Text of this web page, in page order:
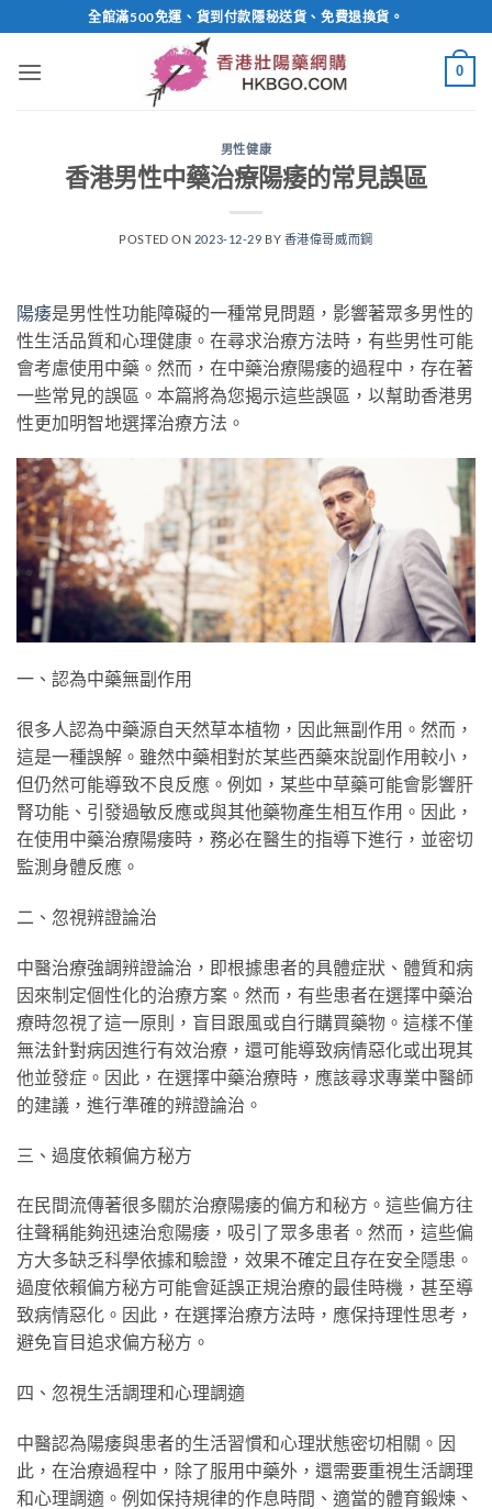
to
content
全館滿500免運、貨到付款隱秘送貨、免費退換貨。
0
男性健康
香港男性中藥治療陽痿的常見誤區
POSTED ON 2023-12-29 BY 香港偉哥威而鋼
陽痿是男性性功能障礙的一種常見問題，影響著眾多男性的
性生活品質和心理健康。在尋求治療方法時，有些男性可能
會考慮使用中藥。然而，在中藥治療陽痿的過程中，存在著
一些常見的誤區。本篇將為您揭示這些誤區，以幫助香港男
性更加明智地選擇治療方法。
一、認為中藥無副作用
很多人認為中藥源自天然草本植物，因此無副作用。然而，
這是一種誤解。雖然中藥相對於某些西藥來說副作用較小，
但仍然可能導致不良反應。例如，某些中草藥可能會影響肝
腎功能、引發過敏反應或與其他藥物產生相互作用。因此，
在使用中藥治療陽痿時，務必在醫生的指導下進行，並密切
監測身體反應。
二、忽視辨證論治
中醫治療強調辨證論治，即根據患者的具體症狀、體質和病
因來制定個性化的治療方案。然而，有些患者在選擇中藥治
療時忽視了這一原則，盲目跟風或自行購買藥物。這樣不僅
無法針對病因進行有效治療，還可能導致病情惡化或出現其
他並發症。因此，在選擇中藥治療時，應該尋求專業中醫師
的建議，進行準確的辨證論治。
三、過度依賴偏方秘方
在民間流傳著很多關於治療陽痿的偏方和秘方。這些偏方往
往聲稱能夠迅速治愈陽痿，吸引了眾多患者。然而，這些偏
方大多缺乏科學依據和驗證，效果不確定且存在安全隱患。
過度依賴偏方秘方可能會延誤正規治療的最佳時機，甚至導
致病情惡化。因此，在選擇治療方法時，應保持理性思考，
避免盲目追求偏方秘方。
四、忽視生活調理和心理調適
中醫認為陽痿與患者的生活習慣和心理狀態密切相關。因
此，在治療過程中，除了服用中藥外，還需要重視生活調理
和心理調適。例如保持規律的作息時間、適當的體育鍛煉、